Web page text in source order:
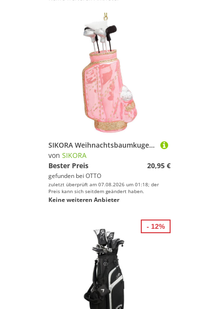
SIKORA Weihnachtsbaumkugel Golftasche Pink besondere Weihnachtskugel Glas Anhänger – BS038, Christbaumschmuck Deko - traditionell, witzig & außergewöhnlich
von SIKORA
Bester Preis
20,95 €
gefunden bei OTTO
zuletzt überprüft am 07.08.2026 um 01:18; der
Preis kann sich seitdem geändert haben.
Keine weiteren Anbieter
- 12%